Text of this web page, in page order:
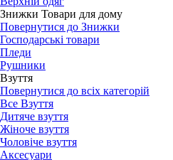
Знижки Товари для дому
Повернутися до Знижки
Господарські товари
Пледи
Рушники
Взуття
Повернутися до всіх категорій
Все Взуття
Дитяче взуття
Жіноче взуття
Чоловіче взуття
Аксесуари